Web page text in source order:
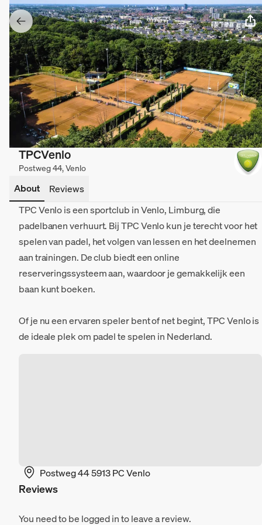
TPCVenlo
Postweg 44, Venlo
About
Reviews
TPC Venlo is een sportclub in Venlo, Limburg, die
padelbanen verhuurt. Bij TPC Venlo kun je terecht voor het
spelen van padel, het volgen van lessen en het deelnemen
aan trainingen. De club biedt een online
reserveringssysteem aan, waardoor je gemakkelijk een
baan kunt boeken.
Of je nu een ervaren speler bent of net begint, TPC Venlo is
de ideale plek om padel te spelen in Nederland.
Postweg 44 5913 PC Venlo
Reviews
You need to be logged in to leave a review.